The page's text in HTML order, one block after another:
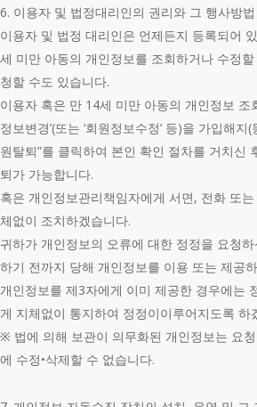
6. 이용자 및 법정대리인의 권리와 그 행사방법
이용자 및 법정 대리인은 언제든지 등록되어
세 미만 아동의 개인정보를 조회하거나 수정
청할 수도 있습니다.
이용자 혹은 만 14세 미만 아동의 개인정보 조
정보변경’(또는 ‘회원정보수정’ 등)을 가입해
원탈퇴”를 클릭하여 본인 확인 절차를 거치신
퇴가 가능합니다.
혹은 개인정보관리책임자에게 서면, 전화 또
체없이 조치하겠습니다.
귀하가 개인정보의 오류에 대한 정정을 요청
하기 전까지 당해 개인정보를 이용 또는 제공
개인정보를 제3자에게 이미 제공한 경우에는
게 지체없이 통지하여 정정이이루어지도록 하
※ 법에 의해 보관이 의무화된 개인정보는 요
에 수정•삭제할 수 없습니다.